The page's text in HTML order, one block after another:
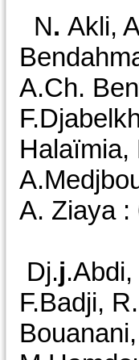
N. Akli,
A.Ch.
A. Ziaya :
Dj.j
F.Badji,